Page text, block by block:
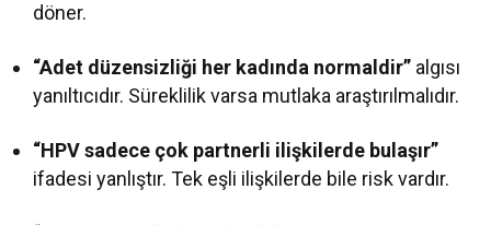
döner.
“Adet düzensizliği her kadında normaldir” algısı
yanıltıcıdır. Süreklilik varsa mutlaka araştırılmalıdır.
“HPV sadece çok partnerli ilişkilerde bulaşır”
ifadesi yanlıştır. Tek eşli ilişkilerde bile risk vardır.